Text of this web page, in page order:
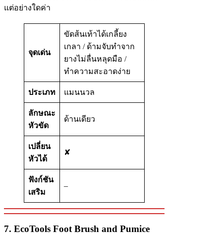
แต่อย่างใดค่า
จุดเด่น
ขัดส้นเท้าได้เกลี้ยง
เกลา / ด้ามจับทำจาก
ยางไม่ลื่นหลุดมือ /
ทำความสะอาดง่าย
ประเภท แมนนวล
ลักษณะ
หัวขัด
ด้านเดียว
เปลี่ยน
หัวได้
✘
ฟังก์ชัน
เสริม
–
7. EcoTools Foot Brush and Pumice